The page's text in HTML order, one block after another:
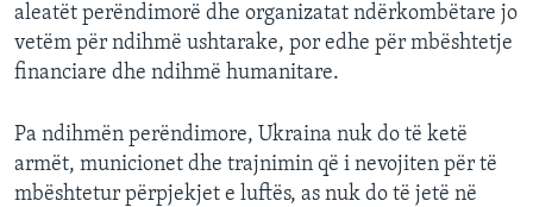
aleatët perëndimorë dhe organizatat ndërkombëtare jo
vetëm për ndihmë ushtarake, por edhe për mbështetje
financiare dhe ndihmë humanitare.
Pa ndihmën perëndimore, Ukraina nuk do të ketë
armët, municionet dhe trajnimin që i nevojiten për të
mbështetur përpjekjet e luftës, as nuk do të jetë në